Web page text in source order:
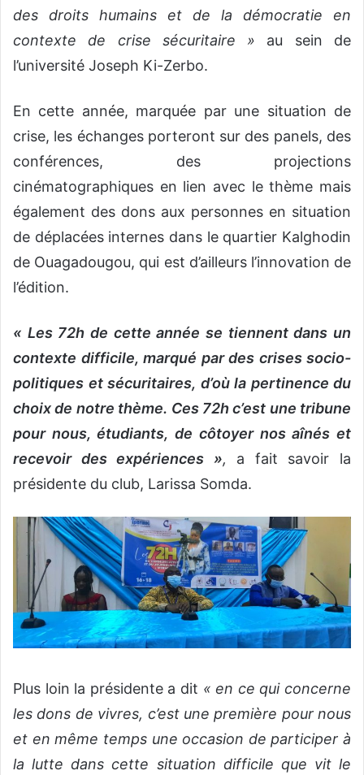
des droits humains et de la démocratie en
contexte de crise sécuritaire » au sein de
l’université Joseph Ki-Zerbo.
En cette année, marquée par une situation de
crise, les échanges porteront sur des panels, des
conférences, des projections
cinématographiques en lien avec le thème mais
également des dons aux personnes en situation
de déplacées internes dans le quartier Kalghodin
de Ouagadougou, qui est d’ailleurs l’innovation de
l’édition.
« Les 72h de cette année se tiennent dans un
contexte difficile, marqué par des crises socio-
politiques et sécuritaires, d’où la pertinence du
choix de notre thème. Ces 72h c’est une tribune
pour nous, étudiants, de côtoyer nos aînés et
recevoir des expériences », a fait savoir la
présidente du club, Larissa Somda.
Plus loin la présidente a dit « en ce qui concerne
les dons de vivres, c’est une première pour nous
et en même temps une occasion de participer à
la lutte dans cette situation difficile que vit le